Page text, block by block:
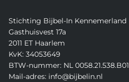
Stichting Bijbel-In Kennemerland
Gasthuisvest 17a
2011 ET Haarlem
KvK: 34053649
BTW-nummer: NL 0058.21.538.B01
Mail-adres: info@bijbelin.nl